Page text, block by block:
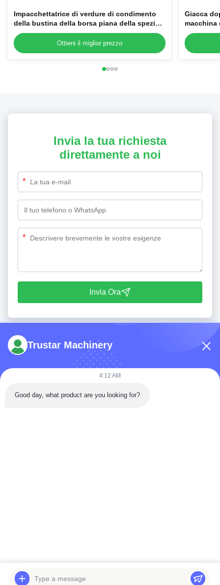
Impacchettatrice di verdure di condimento
della bustina della borsa piana della spezia
con la borsa 85
Ottieni il miglior prezzo
Giacca
macchina
vuoto
Invia la tua richiesta
direttamente a noi
*
*
Invia Ora
tel: 86-180-5882-0351
Tutti i diritti riservati.
Trustar Machinery
4:12 AM
Good day, what product are you looking for?